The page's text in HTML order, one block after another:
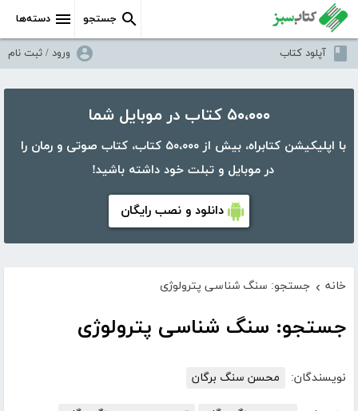
دسته‌ها جستجو
آپلود کتاب ورود / ثبت نام
۵۰،۰۰۰ کتاب در موبایل شما
با اپلیکیشن کتابراه، بیش از ۵۰،۰۰۰ کتاب، کتاب صوتی و رمان را
در موبایل و تبلت خود داشته باشید!
دانلود و نصب رایگان
خانه › جستجو: سنگ شناسی پترولوژی
جستجو: سنگ شناسی پترولوژی
نویسندگان: محسن سنگ برگان